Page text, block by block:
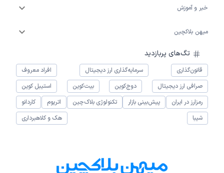
خبر و آموزش
میهن بلاکچین
تگ‌های پربازدید
قانون‌گذاری سرمایه‌گذاری ارز دیجیتال
افراد معروف
صرافی ارز دیجیتال
دوج‌کوین بیت‌کوین
استیبل کوین
رمزارز در ایران
پیش‌بینی بازار تکنولوژی بلاک‌چین اتریوم
کاردانو
شیبا
هک و کلاهبرداری